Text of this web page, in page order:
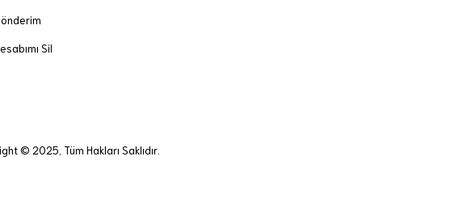
Sil
© 2025, Tüm Hakları Saklıdır.